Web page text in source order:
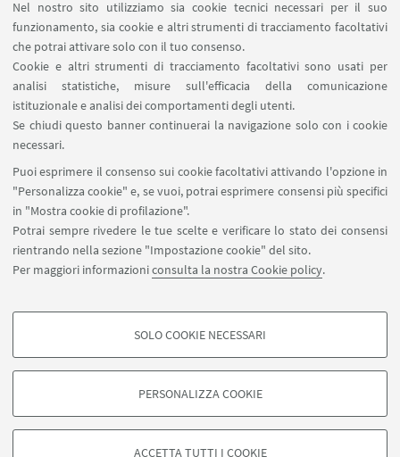
Nel nostro sito utilizziamo sia cookie tecnici necessari per il suo
funzionamento, sia cookie e altri strumenti di tracciamento facoltativi
che potrai attivare solo con il tuo consenso.
Cookie e altri strumenti di tracciamento facoltativi sono usati per
analisi statistiche, misure sull'efficacia della comunicazione
istituzionale e analisi dei comportamenti degli utenti.
Se chiudi questo banner continuerai la navigazione solo con i cookie
necessari.
Puoi esprimere il consenso sui cookie facoltativi attivando l'opzione in
"Personalizza cookie" e, se vuoi, potrai esprimere consensi più specifici
in "Mostra cookie di profilazione".
Potrai sempre rivedere le tue scelte e verificare lo stato dei consensi
rientrando nella sezione "Impostazione cookie" del sito.
Per maggiori informazioniconsulta la nostra Cookie policy.
COOKIE DI PROFILAZIONE - FACOLTATIVI
degli utenti, creare profili in base al loro comportamento sul sito, per analisi
di marketing.
SOLO COOKIE NECESSARI
PERSONALIZZA COOKIE
ACCETTA TUTTI I COOKIE
Segnala un evento
Contatti
SEGUI IL DIPARTIMENTO SU:
SEGUI UNIBO SU:
APP:
©Copyright 2026 - ALMA MATER STUDIORUM - Università di
Bologna - Via Zamboni, 33 - 40126 Bologna - PI: 01131710376 - CF:
80007010376
Privacy
Note legali
Informazioni sul sito e accessibilità
Impostazioni Cookie